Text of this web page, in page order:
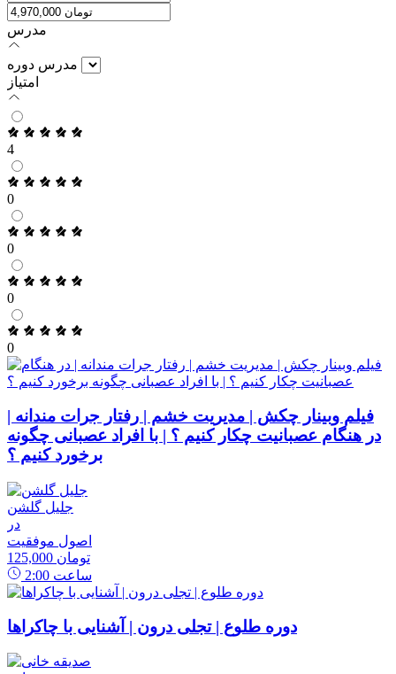
مدرس
مدرس دوره
امتیاز
4
0
0
0
0
فیلم وبینار چکش | مدیریت خشم | رفتار جرات مندانه |
در هنگام عصبانیت چکار کنیم ؟ | با افراد عصبانی چگونه
برخورد کنیم ؟
جلیل گلشن
در
اصول موفقیت
125,000 تومان
2:00 ساعت
دوره طلوع | تجلی درون | آشنایی با چاکراها